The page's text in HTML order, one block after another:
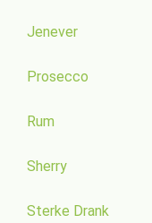
Jenever
Prosecco
Rum
Sherry
Sterke Drank